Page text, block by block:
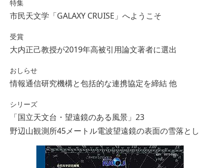
特集
市民天文学「GALAXY CRUISE」へようこそ
受賞
大内正己教授が2019年高被引用論文著者に選出
おしらせ
情報通信研究機構と包括的な連携協定を締結 他
シリーズ
「国立天文台・望遠鏡のある風景」23
野辺山観測所45メートル電波望遠鏡の表面の雪落とし